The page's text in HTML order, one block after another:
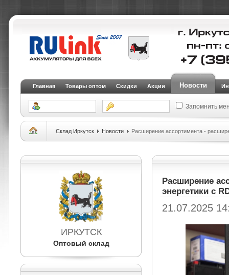
Главная Товары оптом Скидки Акции Новости
Запомнить
Склад Иркутск Новости Расширение ассортимента -
ИРКУТСК
Оптовый склад
Расширение
энергетики с
21.07.2025